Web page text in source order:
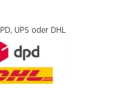
UPS oder DHL